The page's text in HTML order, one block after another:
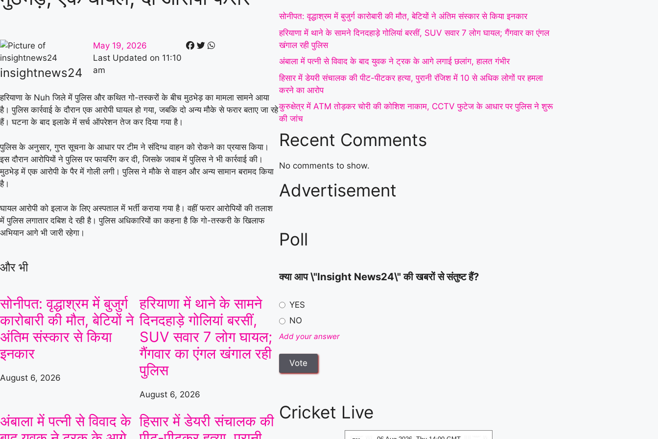
पीटकर हत्या, पुरानी रंजिश
हमला करने का आरोप |
चोरी की कोशिश नाकाम,
पुलिस ने शुरू की जांच |
फरीदाबाद स्कूल में महिला
शिक्षिका की दिनदहाड़े हत्या,
insightnews24
May 19, 2026
Last Updated on 11:10
am
हरियाणा के Nuh जिले में पुलिस और कथित गो-तस्करों के बीच मुठभेड़ का मामला सामने आया
है। पुलिस कार्रवाई के दौरान एक आरोपी घायल हो गया, जबकि दो अन्य मौके से फरार बताए जा रहे
हैं। घटना के बाद इलाके में सर्च ऑपरेशन तेज कर दिया गया है।
पुलिस के अनुसार, गुप्त सूचना के आधार पर टीम ने संदिग्ध वाहन को रोकने का प्रयास किया।
इस दौरान आरोपियों ने पुलिस पर फायरिंग कर दी, जिसके जवाब में पुलिस ने भी कार्रवाई की।
मुठभेड़ में एक आरोपी के पैर में गोली लगी। पुलिस ने मौके से वाहन और अन्य सामान बरामद किया
है।
घायल आरोपी को इलाज के लिए अस्पताल में भर्ती कराया गया है। वहीं फरार आरोपियों की तलाश
में पुलिस लगातार दबिश दे रही है। पुलिस अधिकारियों का कहना है कि गो-तस्करी के खिलाफ
अभियान आगे भी जारी रहेगा।
और भी
सोनीपत: वृद्धाश्रम में बुजुर्ग
कारोबारी की मौत, बेटियों ने
अंतिम संस्कार से किया
इनकार
August 6, 2026
हरियाणा में थाने के सामने
दिनदहाड़े गोलियां बरसीं,
SUV सवार 7 लोग घायल;
गैंगवार का एंगल खंगाल रही
पुलिस
August 6, 2026
अंबाला में पत्नी से विवाद के हिसार में डेयरी संचालक की
सोनीपत: वृद्धाश्रम में बुजुर्ग कारोबारी की मौत, बेटियों ने अंतिम संस्कार से किया इनकार
हरियाणा में थाने के सामने दिनदहाड़े गोलियां बरसीं, SUV सवार 7 लोग घायल; गैंगवार का एंगल
खंगाल रही पुलिस
अंबाला में पत्नी से विवाद के बाद युवक ने ट्रक के आगे लगाई छलांग, हालत गंभीर
हिसार में डेयरी संचालक की पीट-पीटकर हत्या, पुरानी रंजिश में 10 से अधिक लोगों पर हमला
करने का आरोप
कुरुक्षेत्र में ATM तोड़कर चोरी की कोशिश नाकाम, CCTV फुटेज के आधार पर पुलिस ने शुरू
की जांच
Recent Comments
No comments to show.
Advertisement
Poll
क्या आप \"Insight News24\" की खबरों से संतुष्ट हैं?
YES
NO
Add your answer
Cricket Live